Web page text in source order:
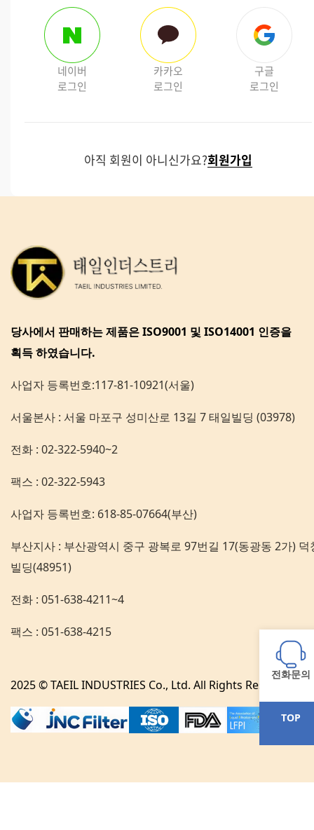
네이버
로그인
카카오
로그인
구글
로그인
아직 회원이 아니신가요?회원가입
당사에서 판매하는 제품은 ISO9001 및 ISO14001 인증을
획득 하였습니다.
사업자 등록번호:117-81-10921(서울)
서울본사 : 서울 마포구 성미산로 13길 7 태일빌딩 (03978)
전화 : 02-322-5940~2
팩스 : 02-322-5943
사업자 등록번호: 618-85-07664(부산)
부산지사 : 부산광역시 중구 광복로 97번길 17(동광동 2가) 덕
빌딩(48951)
전화 : 051-638-4211~4
팩스 : 051-638-4215
2025 © TAEIL INDUSTRIES Co., Ltd. All Rights Reserved.
전화문의
TOP